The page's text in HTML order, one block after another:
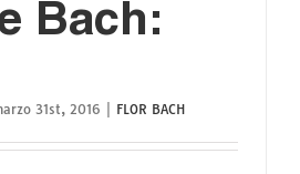
Bach:
31st, 2016 FLOR BACH